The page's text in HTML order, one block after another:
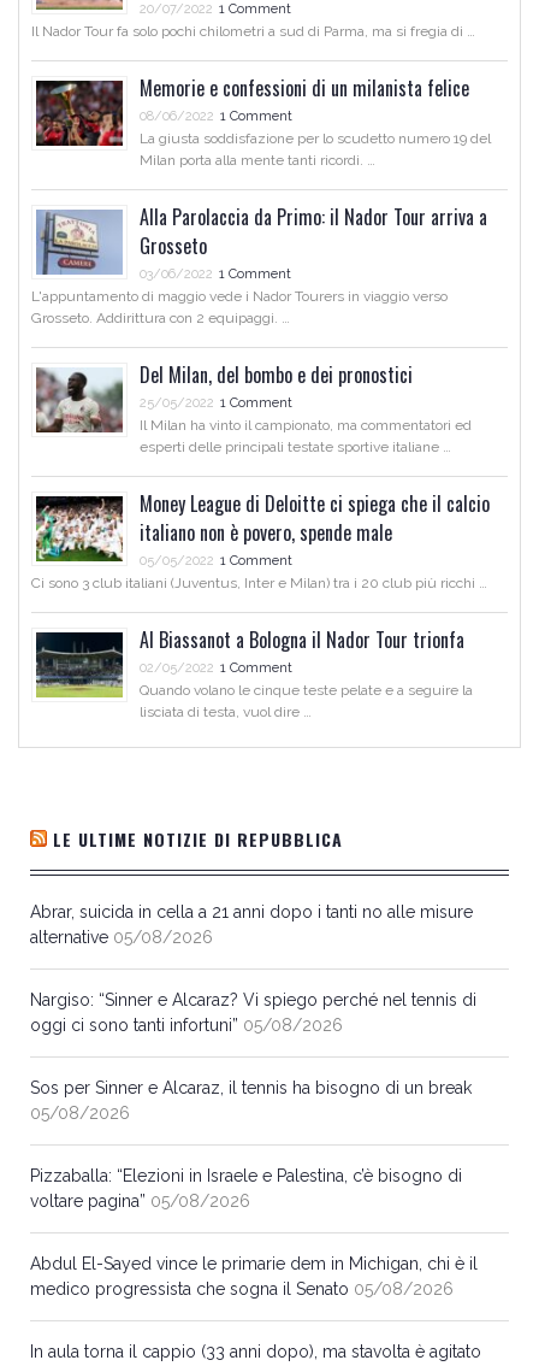
20/07/2022 1 Comment
Il Nador Tour fa solo pochi chilometri a sud di Parma, ma si fregia di …
Memorie e confessioni di un milanista felice
08/06/2022 1 Comment
La giusta soddisfazione per lo scudetto numero 19 del
Milan porta alla mente tanti ricordi. …
Alla Parolaccia da Primo: il Nador Tour arriva a
Grosseto
03/06/2022 1 Comment
L'appuntamento di maggio vede i Nador Tourers in viaggio verso
Grosseto. Addirittura con 2 equipaggi. …
Del Milan, del bombo e dei pronostici
25/05/2022 1 Comment
Il Milan ha vinto il campionato, ma commentatori ed
esperti delle principali testate sportive italiane …
Money League di Deloitte ci spiega che il calcio
italiano non è povero, spende male
05/05/2022 1 Comment
Ci sono 3 club italiani (Juventus, Inter e Milan) tra i 20 club più ricchi …
Al Biassanot a Bologna il Nador Tour trionfa
02/05/2022 1 Comment
Quando volano le cinque teste pelate e a seguire la
lisciata di testa, vuol dire …
LE ULTIME NOTIZIE DI REPUBBLICA
Abrar, suicida in cella a 21 anni dopo i tanti no alle misure
alternative 05/08/2026
Nargiso: “Sinner e Alcaraz? Vi spiego perché nel tennis di
oggi ci sono tanti infortuni” 05/08/2026
Sos per Sinner e Alcaraz, il tennis ha bisogno di un break
05/08/2026
Pizzaballa: “Elezioni in Israele e Palestina, c’è bisogno di
voltare pagina” 05/08/2026
Abdul El-Sayed vince le primarie dem in Michigan, chi è il
medico progressista che sogna il Senato 05/08/2026
In aula torna il cappio (33 anni dopo), ma stavolta è agitato